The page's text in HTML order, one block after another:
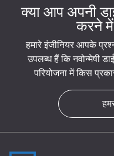
क्या आप अपनी
करने
हमारे इंजीनियर आपके
उपलब्ध हैं कि नवोन्मेषी
परियोजना में किस